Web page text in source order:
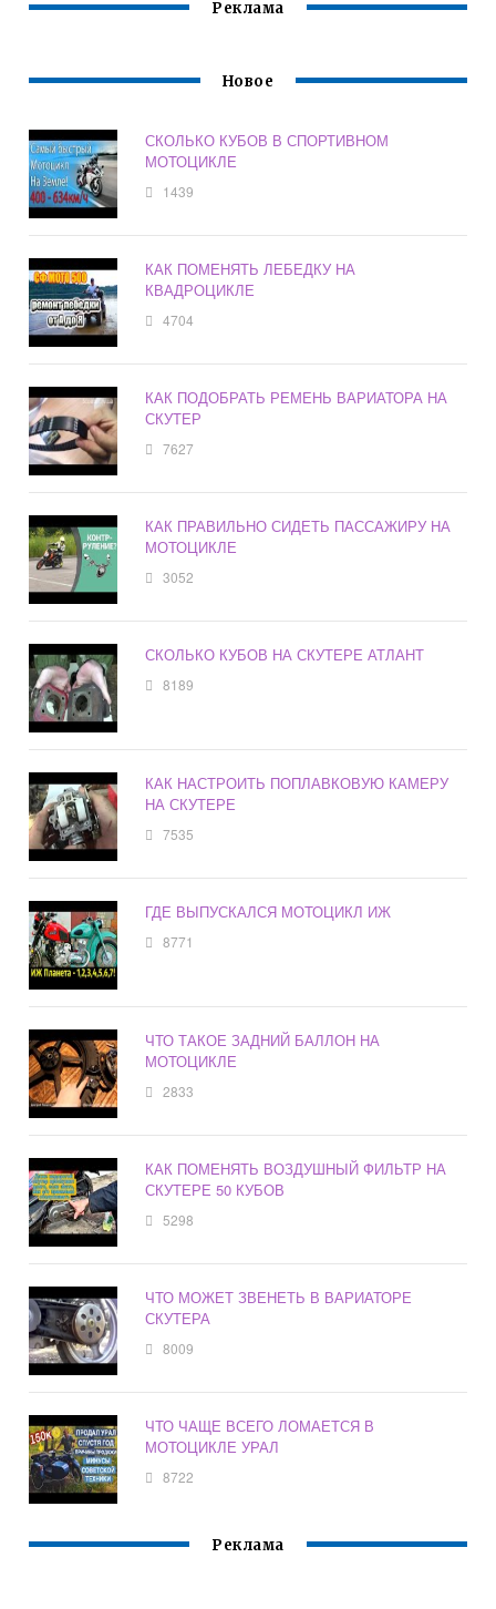
Реклама
Новое
СКОЛЬКО КУБОВ В СПОРТИВНОМ
МОТОЦИКЛЕ
1439
КАК ПОМЕНЯТЬ ЛЕБЕДКУ НА
КВАДРОЦИКЛЕ
4704
КАК ПОДОБРАТЬ РЕМЕНЬ ВАРИАТОРА НА
СКУТЕР
7627
КАК ПРАВИЛЬНО СИДЕТЬ ПАССАЖИРУ НА
МОТОЦИКЛЕ
3052
СКОЛЬКО КУБОВ НА СКУТЕРЕ АТЛАНТ
8189
КАК НАСТРОИТЬ ПОПЛАВКОВУЮ КАМЕРУ
НА СКУТЕРЕ
7535
ГДЕ ВЫПУСКАЛСЯ МОТОЦИКЛ ИЖ
8771
ЧТО ТАКОЕ ЗАДНИЙ БАЛЛОН НА
МОТОЦИКЛЕ
2833
КАК ПОМЕНЯТЬ ВОЗДУШНЫЙ ФИЛЬТР НА
СКУТЕРЕ 50 КУБОВ
5298
ЧТО МОЖЕТ ЗВЕНЕТЬ В ВАРИАТОРЕ
СКУТЕРА
8009
ЧТО ЧАЩЕ ВСЕГО ЛОМАЕТСЯ В
МОТОЦИКЛЕ УРАЛ
8722
Реклама